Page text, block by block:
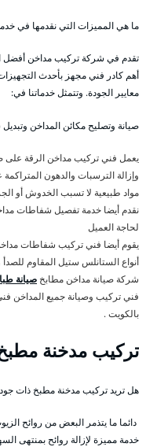
ما هي المميزات التي نقدمها في
تقدم في شركة تركيب مداخن أفضل
أهم كادر فني مجهز بأحدث
معايير الجودة. وتتمثل خدماتنا في:
صيانة وتصليح مكائن المداخن
يعمل فني تركيب مداخن الرقة على
وإزالة الترسبات والدهون
مواد طبيعية لا تسبب الخدوش أو
نقدم أيضا خدمة تفصيل شفاطات
لحاجة العميل
يقوم أيضا فني تركيب شفاطات
أنواع الستانلس ستيل المقاوم للصدأ
شركة صيانة مداخن مطابخ صيانة
فني تركيب وصيانة جميع المداخن
بالكويت .
تركيب مدخنة
هل تريد تركيب مدخنة مطبخ ذات
دائما ما يتذمر البعض من روائح
خدمة مميزة لإزالة روائح بمنتهى